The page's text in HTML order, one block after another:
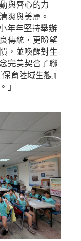
與齊心的力
爽與美麗。
年年堅持舉辦
傳統，更盼望
，並喚醒對生
完美契合了聯
育陸域生態』
」